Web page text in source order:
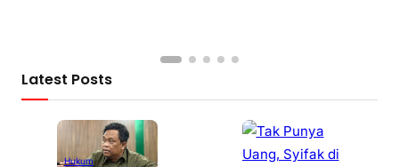
Latest Posts
Hukum